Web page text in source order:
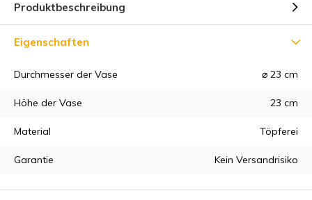
Produktbeschreibung
Eigenschaften
Durchmesser der Vase ⌀ 23 cm
Höhe der Vase 23 cm
Material Töpferei
Garantie Kein Versandrisiko
Melden Sie sich für unseren Newsletter an, um über unsere